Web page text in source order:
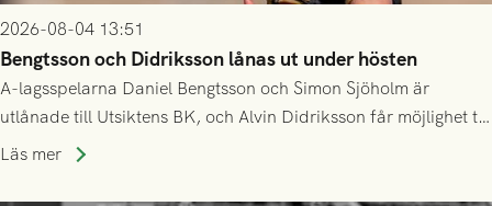
2026-08-04 13:51
Bengtsson och Didriksson lånas ut under hösten
A-lagsspelarna Daniel Bengtsson och Simon Sjöholm är
utlånade till Utsiktens BK, och Alvin Didriksson får möjlighet till
speltid i Hestrafors genom föreningssamarbete.
Läs mer